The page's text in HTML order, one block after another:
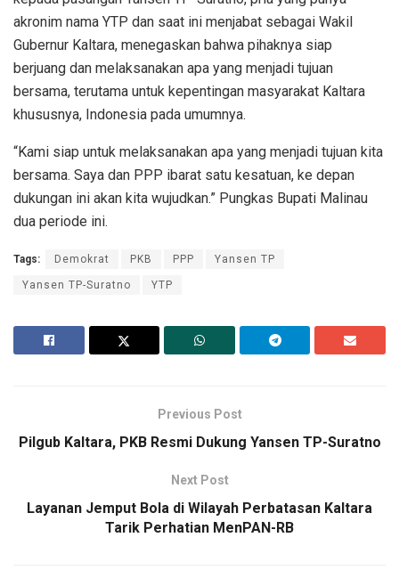
akronim nama YTP dan saat ini menjabat sebagai Wakil
Gubernur Kaltara, menegaskan bahwa pihaknya siap
berjuang dan melaksanakan apa yang menjadi tujuan
bersama, terutama untuk kepentingan masyarakat Kaltara
khususnya, Indonesia pada umumnya.
“Kami siap untuk melaksanakan apa yang menjadi tujuan kita
bersama. Saya dan PPP ibarat satu kesatuan, ke depan
dukungan ini akan kita wujudkan.” Pungkas Bupati Malinau
dua periode ini.
Tags: Demokrat PKB PPP Yansen TP
Yansen TP-Suratno YTP
Previous Post
Pilgub Kaltara, PKB Resmi Dukung Yansen TP-Suratno
Next Post
Layanan Jemput Bola di Wilayah Perbatasan Kaltara
Tarik Perhatian MenPAN-RB